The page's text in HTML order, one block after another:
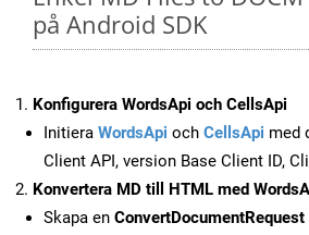
på Android SDK
Konfigurera WordsApi och CellsApi
Initiera WordsApi och CellsApi med
Client API, version Base Client ID,
Konvertera MD till HTML med
Skapa en ConvertDocumentRequest